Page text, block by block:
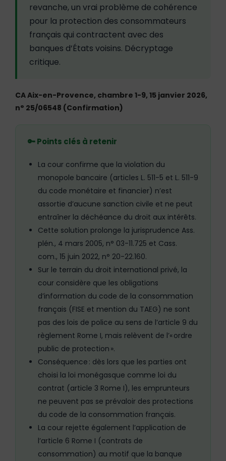
revanche, un vrai problème de cohérence
pour la protection des consommateurs
français qui contractent avec des
banques d’États voisins. Décryptage
critique.
CA Aix-en-Provence, chambre 1-9, 15 janvier 2026,
n° 25/06548 (Confirmation)
🔑 Points clés à retenir
La cour confirme que la violation du
monopole bancaire (articles L. 511-5 et L. 511-9
du code monétaire et financier) n’est
assortie d’aucune sanction civile et ne peut
entraîner la déchéance du droit aux intérêts.
Cette solution prolonge la jurisprudence Ass.
plén., 4 mars 2005, n° 03-11.725 et Cass.
com., 15 juin 2022, n° 20-22.160.
Sur le terrain du droit international privé, la
cour considère que les obligations
d’information du code de la consommation
français (FISE et mention du TAEG) ne sont
pas des lois de police au sens de l’article 9 du
règlement Rome I, mais relèvent de l’« ordre
public de protection ».
Conséquence : dès lors que les parties ont
choisi la loi monégasque comme loi du
contrat (article 3 Rome I), les emprunteurs
ne peuvent pas se prévaloir des protections
du code de la consommation français.
La cour rejette également l’application de
l’article 6 Rome I (contrats de
consommation) au motif que la banque